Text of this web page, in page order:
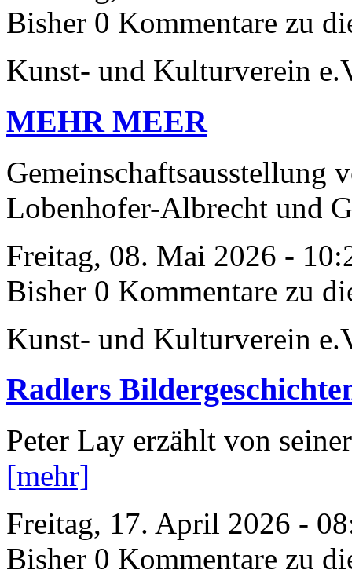
Bisher 0 Kommentare zu
Kunst- und Kulturverein
MEHR MEER
Gemeinschaftsausstellung
Lobenhofer-Albrecht und
Freitag, 08. Mai 2026 -
Bisher 0 Kommentare zu
Kunst- und Kulturverein
Radlers
Peter Lay erzählt von
[mehr]
Freitag, 17. April 2026 -
Bisher 0 Kommentare zu